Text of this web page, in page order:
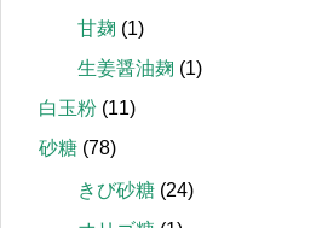
甘麹 (1)
生姜醤油麹 (1)
白玉粉 (11)
砂糖 (78)
きび砂糖 (24)